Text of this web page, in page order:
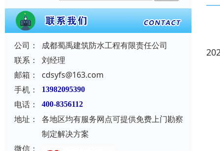
公司：
成都蜀禹建筑防水工程有限责任公司
联系：
刘经理
邮箱：
cdsyfs@163.com
手机：
13982095390
电话： 400-8356112
地址：
各地区均有服务网点可提供免费上门勘察
制定解决方案
微信：